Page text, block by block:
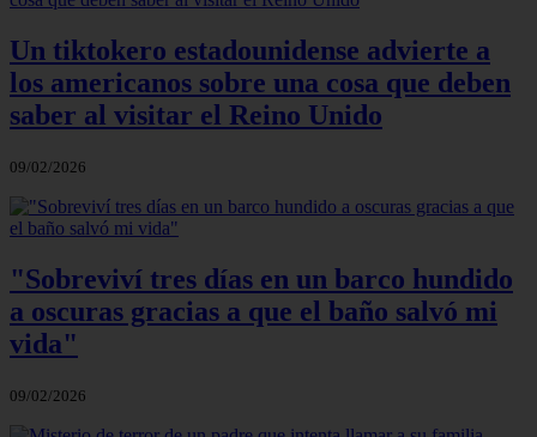
Un tiktokero estadounidense advierte a
los americanos sobre una cosa que deben
saber al visitar el Reino Unido
09/02/2026
"Sobreviví tres días en un barco hundido
a oscuras gracias a que el baño salvó mi
vida"
09/02/2026